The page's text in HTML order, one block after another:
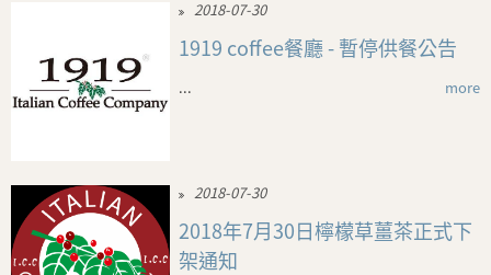
2018-07-30
1919 coffee餐廳 - 暫停供餐公告
... more
2018-07-30
2018年7月30日檸檬草薑茶正式下
架通知